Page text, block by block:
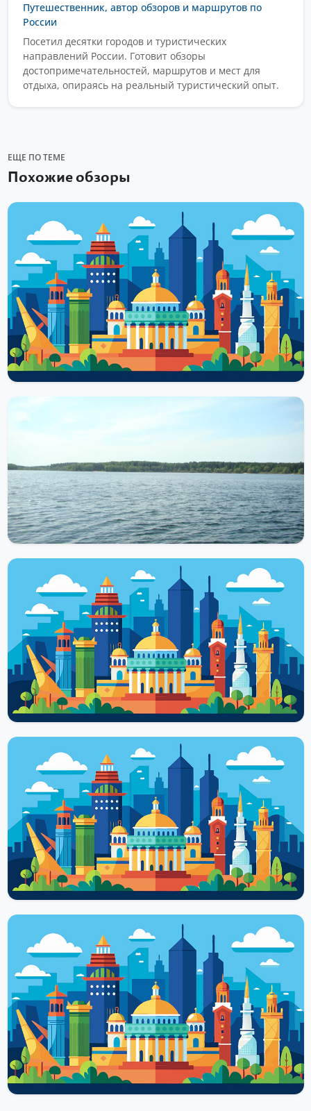
Путешественник, автор обзоров и маршрутов по
России
Посетил десятки городов и туристических
направлений России. Готовит обзоры
достопримечательностей, маршрутов и мест для
отдыха, опираясь на реальный туристический опыт.
ЕЩЕ ПО ТЕМЕ
Похожие обзоры
РЕКИ И ОЗЕРА
Озеро Морской глаз – история
возникновения, интересные факты,
природная красота
Озеро Морской глаз поэты и художники называют самыми
разнообразными словами. Самые популярные наименования –
проросшее камышам, маленькое, изумрудное....
Читать далее
Уютное озеро Яльчик можно посетить в южной зоне
республики. Данный водоем считается самым большим в
Марийском крае. Его...
Читать далее
РЕКИ И ОЗЕРА
Озеро Мушаньер в Марий Эл – волшебный
край для душевного отдыха, санатории
Озеро Мушаньер (Кленовая гора, Марий Эл) — это поистине
удивительное, уникальное место для отдыха, которое
находится недалеко от...
Читать далее
РЕКИ И ОЗЕРА
Озеро Кичиер, Марий Эл – уникальный
климат, здравницы, тайна происхождения
В республике Марий Эл есть природный уголок, мимо которого
сложно пройти, не заглянув. А привлекает он
завораживающими пейзажами,...
Читать далее
РЕКИ И ОЗЕРА
Озеро Карась республики Марий Эл –
уникальный природный объект,
особенности санаторно-курортного лечения
Возраст озера Карась более 10 тысяч лет. О том, как
образовался красивый природный объект есть несколько
мнений. Немало существует...
Читать далее